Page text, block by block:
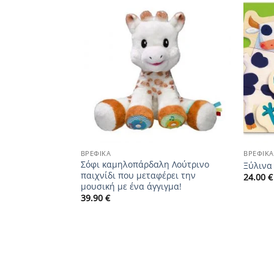
ΒΡΕΦΙΚΆ
Σόφι καμηλοπάρδαλη Λούτρινο
παιχνίδι που μεταφέρει την
μουσική με ένα άγγιγμα!
39.90 €
+
ΒΡΕΦΙΚΆ
Ξύλινα
24.00€